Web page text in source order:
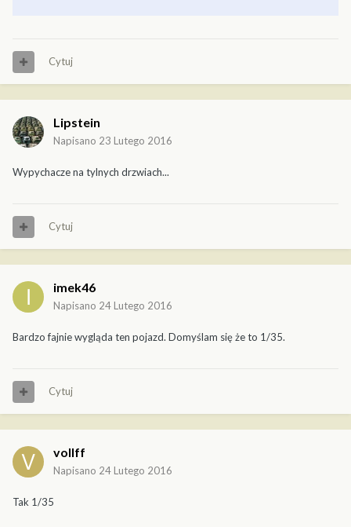
Cytuj
Lipstein
Napisano 23 Lutego 2016
Wypychacze na tylnych drzwiach...
Cytuj
imek46
Napisano 24 Lutego 2016
Bardzo fajnie wygląda ten pojazd. Domyślam się że to 1/35.
Cytuj
vollff
Napisano 24 Lutego 2016
Tak 1/35